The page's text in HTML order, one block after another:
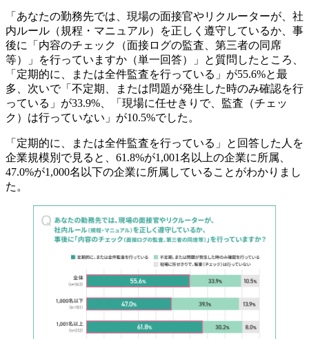
「あなたの勤務先では、現場の面接官やリクルーターが、社
内ルール（規程・マニュアル）を正しく遵守しているか、事
後に「内容のチェック（面接ログの監査、第三者の同席
等）」を行っていますか（単一回答）」と質問したところ、
「定期的に、または全件監査を行っている」が55.6%と最
多、次いで「不定期、または問題が発生した時のみ確認を行
っている」が33.9%、「現場に任せきりで、監査（チェッ
ク）は行っていない」が10.5%でした。
「定期的に、または全件監査を行っている」と回答した人を
企業規模別で見ると、61.8%が1,001名以上の企業に所属、
47.0%が1,000名以下の企業に所属していることがわかりまし
た。